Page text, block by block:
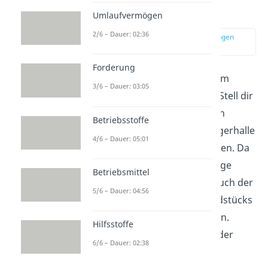
Realisationsprinzip
zur Stelle im Video springen
Schauen wir uns das Ganze am
besten an einem Beispiel an. Stell dir
vor dein Unternehmen hat ein
für eine neue Lagerhalle
in Höhe von 150.000€ erworben. Da
in dieser Gegend die Nachfrage
nach Land gestiegen ist, ist auch der
Wert deines gekauften Grundstücks
deutlich in die Höhe gegangen.
Schon nach drei Jahren wird der
Umlaufvermögen
2/6 – Dauer: 02:36
Forderung
3/6 – Dauer: 03:05
Betriebsstoffe
4/6 – Dauer: 05:01
Betriebsmittel
5/6 – Dauer: 04:56
Hilfsstoffe
6/6 – Dauer: 02:38